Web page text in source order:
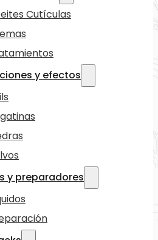
Cutículas
y efectos
y preparadores